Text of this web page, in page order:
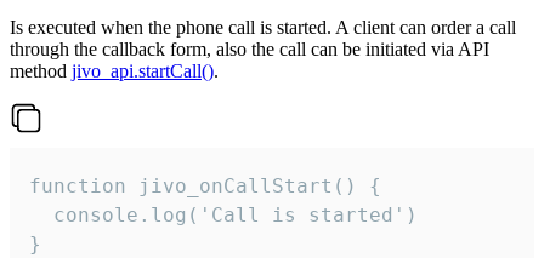
Is executed when the phone call is started. A client can order a call
through the callback form, also the call can be initiated via API
method jivo_api.startCall().
function jivo_onCallStart() {
  console.log('Call is started')
}